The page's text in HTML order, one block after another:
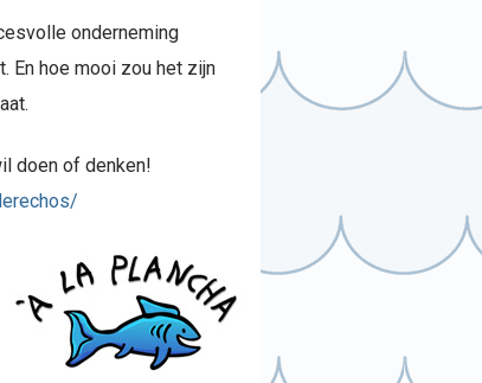
onderneming
En hoe mooi zou het zijn
doen of denken!